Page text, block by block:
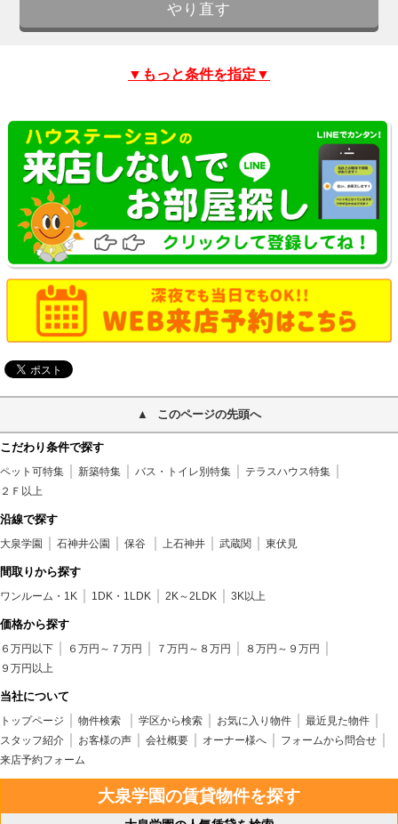
▼もっと条件を指定▼
このページの先頭へ
こだわり条件で探す
ペット可特集 新築特集 バス・トイレ別特集
テラスハウス特集
２Ｆ以上
沿線で探す
大泉学園 石神井公園 保谷 上石神井 武蔵関 東伏見
間取りから探す
ワンルーム・1K 1DK・1LDK 2K～2LDK 3K以上
価格から探す
６万円以下 ６万円～７万円 ７万円～８万円
８万円～９万円
９万円以上
当社について
トップページ 物件検索 学区から検索 お気に入り物件
最近見た物件
スタッフ紹介
お客様の声 会社概要 オーナー様へ
フォームから問合せ
来店予約フォーム
大泉学園の賃貸物件を探す